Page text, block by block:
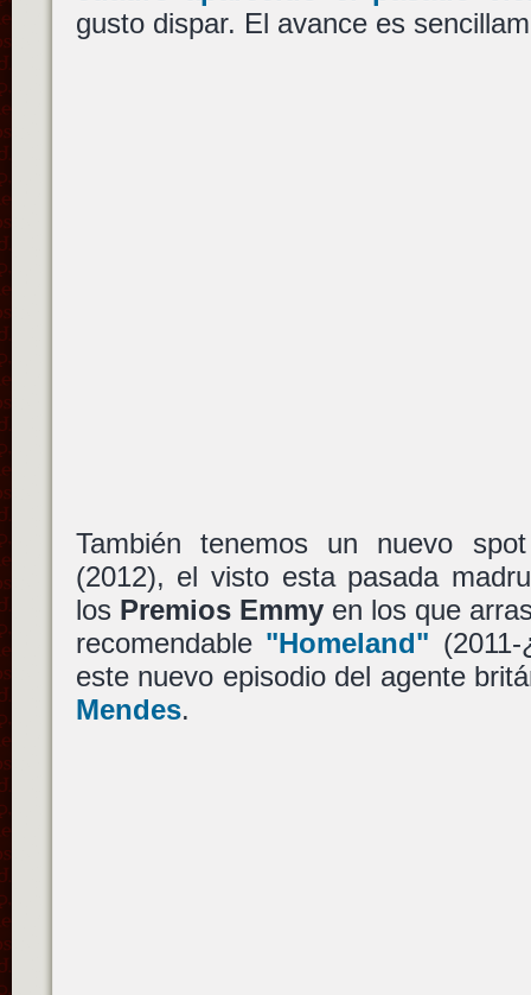
gusto dispar. El avance es
También tenemos un nuevo
(2012), el visto esta pasada
los Premios Emmyen los que
recomendable "Homeland"
este nuevo episodio del agente
Mendes.